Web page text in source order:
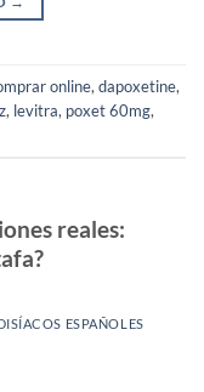
online, dapoxetine,
, levitra, poxet 60mg,
reales:
ESPAÑOLES